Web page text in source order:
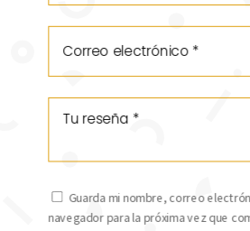
Guarda mi nombre, correo
navegador para la próxima vez que